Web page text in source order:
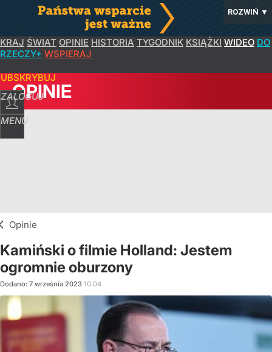
ROZWIŃ ▼
KRAJ ŚWIAT OPINIE HISTORIA TYGODNIK KSIĄŻKI WIDEO DO
RZECZY+ WSPIERAJ
ZALOGUJ
MENU
OPINIE
Opinie
Kamiński o filmie Holland: Jestem
ogromnie oburzony
Dodano: 7 września 2023 10:04